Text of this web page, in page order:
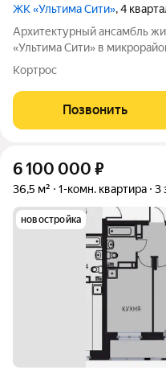
ЖК «Ультима Сити», 4
Архитектурный ансамбль
«Ультима Сити» в
гармоничное продолжение.
воплощает в себе
сочетая технологичность,
Кортрос
Позвонить
6 100 000 ₽
36,5 м² 1-комн. квартира 3
новостройка